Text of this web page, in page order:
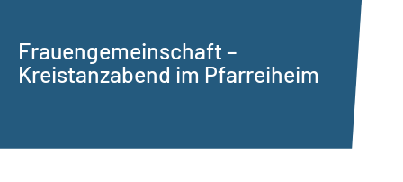
Frauengemeinschaft –
Kreistanzabend im Pfarreiheim